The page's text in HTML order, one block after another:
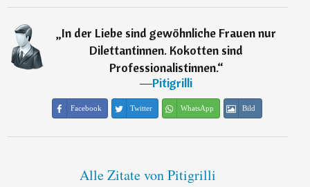
„In der Liebe sind gewöhnliche Frauen nur
Dilettantinnen. Kokotten sind
Professionalistinnen.“
―Pitigrilli
Facebook Twitter WhatsApp Bild
Alle Zitate von Pitigrilli